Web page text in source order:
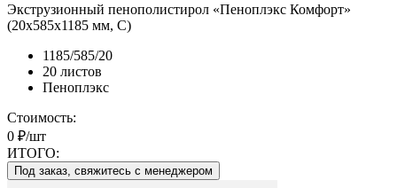
Экструзионный пенополистирол «Пеноплэкс Комфорт»
(20х585х1185 мм, С)
1185/585/20
20 листов
Пеноплэкс
Стоимость:
0 ₽/шт
ИТОГО:
Под заказ, свяжитесь с менеджером